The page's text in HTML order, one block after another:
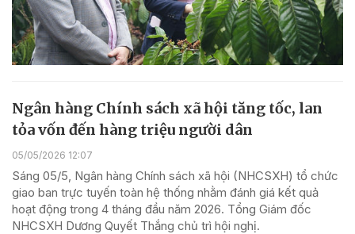
Ngân hàng Chính sách xã hội tăng tốc, lan
tỏa vốn đến hàng triệu người dân
05/05/2026 12:07
Sáng 05/5, Ngân hàng Chính sách xã hội (NHCSXH) tổ chức
giao ban trực tuyến toàn hệ thống nhằm đánh giá kết quả
hoạt động trong 4 tháng đầu năm 2026. Tổng Giám đốc
NHCSXH Dương Quyết Thắng chủ trì hội nghị.